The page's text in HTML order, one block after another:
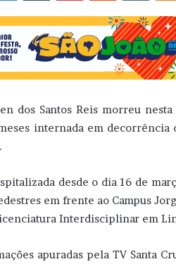
dos Santos Reis morreu
internada em
desde o dia 16 de
em frente ao Campus
Interdisciplinar em
apuradas pela TV Santa